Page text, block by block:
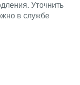
Уточнить
в службе